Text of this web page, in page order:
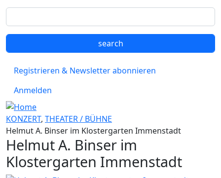
Registrieren & Newsletter abonnieren
Anmelden
KONZERT, THEATER / BÜHNE
Helmut A. Binser im Klostergarten Immenstadt
Helmut A. Binser im
Klostergarten Immenstadt